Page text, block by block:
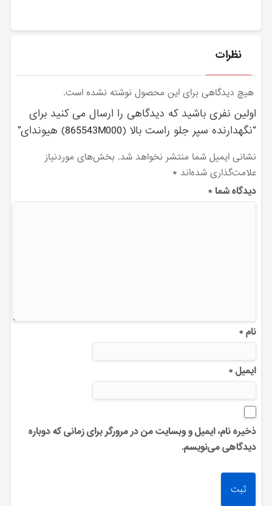
نظرات
هیچ دیدگاهی برای این محصول نوشته نشده است.
اولین نفری باشید که دیدگاهی را ارسال می کنید برای
“نگهدارنده سپر جلو راست بالا (865543M000) هیوندای”
نشانی ایمیل شما منتشر نخواهد شد. بخش‌های موردنیاز
علامت‌گذاری شده‌اند *
دیدگاه شما*
نام*
ایمیل*
ذخیره نام، ایمیل و وبسایت من در مرورگر برای زمانی که دوباره
دیدگاهی می‌نویسم.